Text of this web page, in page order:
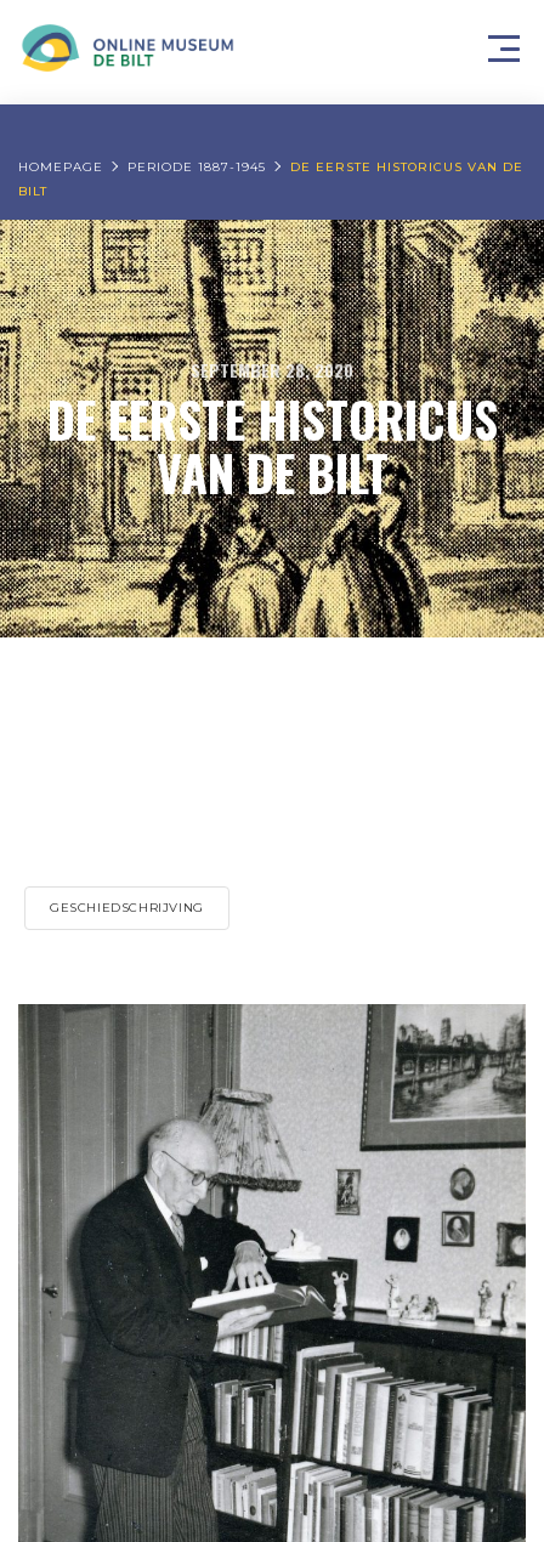
HOMEPAGE PERIODE 1887-1945
DE EERSTE HISTORICUS VAN DE
BILT
SEPTEMBER 28, 2020
DE EERSTE HISTORICUS
VAN DE BILT
GESCHIEDSCHRIJVING